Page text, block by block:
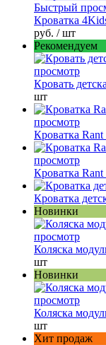
Быстрый
Кроватка
руб. / шт
Рекомендуем
просмотр
Кровать
шт
просмотр
Кроватка
просмотр
Кроватка
Кроватка
Новинки
просмотр
Коляска
шт
Новинки
просмотр
Коляска
шт
Хит продаж